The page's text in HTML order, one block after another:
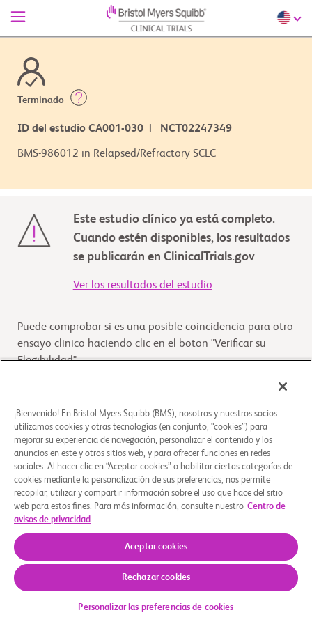
Terminado
ID del estudio CA001-030 | NCT02247349
BMS-986012 in Relapsed/Refractory SCLC
Este estudio clínico ya está completo.
Cuando estén disponibles, los resultados
se publicarán en ClinicalTrials.gov
Ver los resultados del estudio
Puede comprobar si es una posible coincidencia para otro
ensayo clinico haciendo clic en el boton "Verificar su
Elegibilidad"
Descripción general
The purpose of this study is to determine the safety,
tolerability, pharmacokinetics, immunogenicity, antitumor
activity and pharmacodynamics of
Quiénes somos
© 2026 Bristol-Myers Squibb Company
¡Bienvenido! En Bristol Myers Squibb (BMS), nosotros y nuestros socios
utilizamos cookies y otras tecnologías (en conjunto, “cookies”) para
mejorar su experiencia de navegación, personalizar el contenido y los
anuncios en este y otros sitios web, y para ofrecer funciones en redes
sociales. Al hacer clic en “Aceptar cookies” o habilitar ciertas categorías de
cookies mediante la personalización de sus preferencias, nos permite
recopilar, utilizar y compartir información sobre el uso que hace del sitio
web para estos fines. Para más información, consulte nuestro Centro de
avisos de privacidad
Aceptar cookies
Rechazar cookies
Personalizar las preferencias de cookies